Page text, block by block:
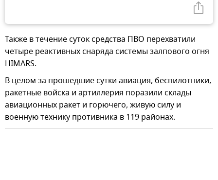
Также в течение суток средства ПВО перехватили
четыре реактивных снаряда системы залпового огня
HIMARS.
В целом за прошедшие сутки авиация, беспилотники,
ракетные войска и артиллерия поразили склады
авиационных ракет и горючего, живую силу и
военную технику противника в 119 районах.